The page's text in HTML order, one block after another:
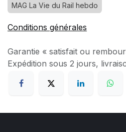
MAG La Vie du Rail hebdo
Conditions générales
Garantie « satisfait ou
Expédition sous 2 jours,